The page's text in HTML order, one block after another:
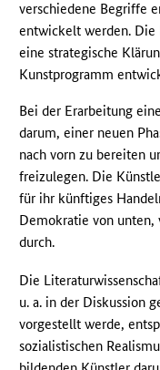
verschiedene Begriffe
entwickelt werden. Die
eine strategische
Kunstprogramm
Bei der Erarbeitung
darum, einer neuen
nach vorn zu bereiten
freizulegen. Die
für ihr künftiges
Demokratie von unten,
durch.
Die
u. a. in der Diskussion
vorgestellt werde,
sozialistischen